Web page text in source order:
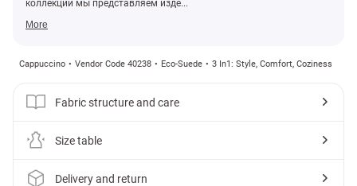
коллекции мы представляем изде...
More
Cappuccino Vendor Code 40238 Eco-Suede 3 In1: Style, Comfort, Coziness
Fabric structure and care
Size table
Delivery and return